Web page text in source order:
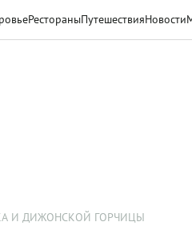
РестораныПутешествияНовости
И ДИЖОНСКОЙ ГОРЧИЦЫ